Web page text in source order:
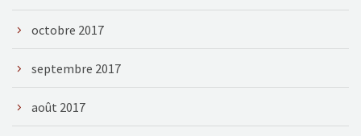
octobre 2017
septembre 2017
août 2017